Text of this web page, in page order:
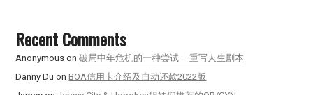
Recent Comments
Anonymous on破局中年危机的一种尝试 – 重写人生剧本
Danny Du onBOA信用卡介绍及自动还款2022版